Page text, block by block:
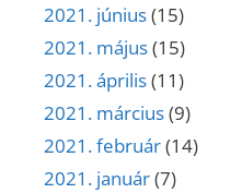
2021. június(15)
2021. május(15)
2021. április(11)
2021. március(9)
2021. február(14)
2021. január(7)